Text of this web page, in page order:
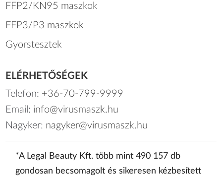
FFP2/KN95 maszkok
FFP3/P3 maszkok
Gyorstesztek
ELÉRHETŐSÉGEK
Telefon: +36-70-799-9999
Email: info@virusmaszk.hu
Nagyker: nagyker@virusmaszk.hu
*A Legal Beauty Kft. több mint 490 157 db
gondosan becsomagolt és sikeresen kézbesített